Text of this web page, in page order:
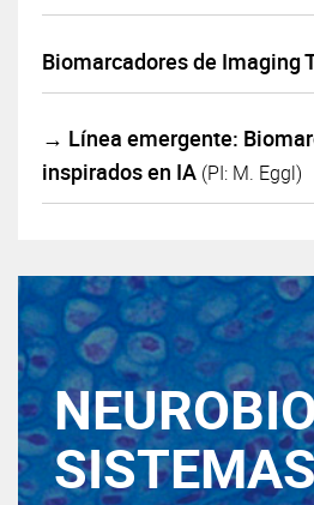
Biomarcadores de Imaging
→ Línea emergente:
inspirados en IA (PI: M. Eggl)